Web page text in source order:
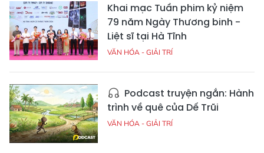
Khai mạc Tuần phim kỷ niệm
79 năm Ngày Thương binh -
Liệt sĩ tại Hà Tĩnh
VĂN HÓA - GIẢI TRÍ
Podcast truyện ngắn: Hành
trình về quê của Dế Trũi
VĂN HÓA - GIẢI TRÍ